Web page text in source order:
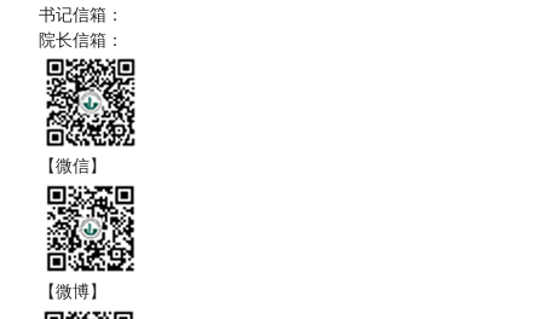
书记信箱：
院长信箱：
【微信】
【微博】